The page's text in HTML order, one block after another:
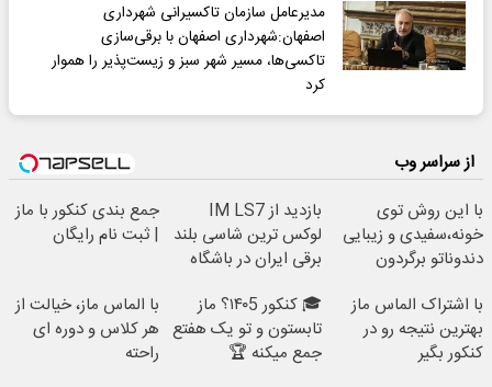
مدیرعامل سازمان تاکسیرانی شهرداری
اصفهان:شهرداری اصفهان با برقی‌سازی
تاکسی‌ها، مسیر شهر سبز و زیست‌پذیر را هموار
کرد
از سراسر وب
با این روش توی
خونه،سفیدی و زیبایی
دندوناتو برگردون
بازدید از IM LS7
لوکس ترین شاسی بلند
برقی ایران در باشگاه
جمع بندی کنکور با ماز
| ثبت نام رایگان
با اشتراک الماس ماز
بهترین نتیجه رو در
کنکور بگیر
🎓 کنکور ۱۴۰5؟ ماز
تابستون و تو یک هفتع
جمع میکنه 🏆
با الماس ماز، خیالت از
هر کلاس و دوره ای
راحته